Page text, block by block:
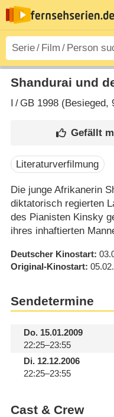
Shandurai und
/ GB1998 (Besieged‎,
Literaturverfilmung
Die junge Afrikanerin
diktatorisch regierten
des Pianisten Kinsky
ihres inhaftierten
Deutscher Kinostart
Original-Kinostart
Sendetermine
Do.15.01.2009
22:25–23:55
Di.12.12.2006
22:25–23:55
Cast & Crew